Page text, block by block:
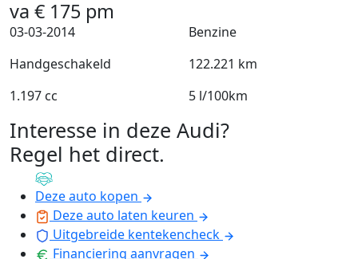
va € 175 pm
03-03-2014
Benzine
Handgeschakeld
122.221 km
1.197 cc
5 l/100km
Interesse in deze Audi?
Regel het direct.
Deze auto kopen
Deze auto laten keuren
Uitgebreide kentekencheck
Financiering aanvragen